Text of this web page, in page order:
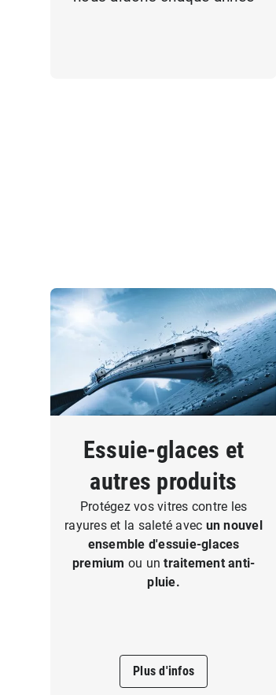
Essuie-glaces et
autres produits
Protégez vos vitres contre les
rayures et la saleté avec un nouvel
ensemble d'essuie-glaces
premium ou untraitement anti-
pluie.
Plus d'infos